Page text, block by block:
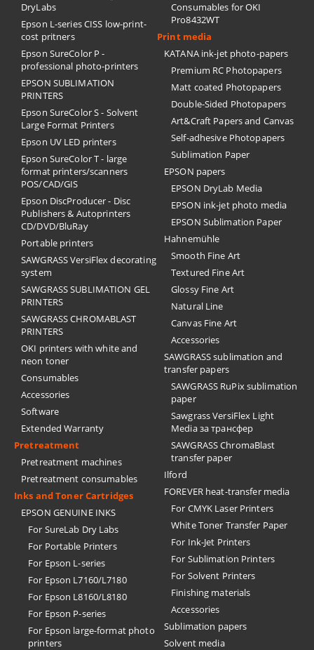
DryLabs
Epson L-series CISS low-print-
cost pritners
Epson SureColor P -
professional photo-printers
EPSON SUBLIMATION
PRINTERS
Epson SureColor S - Solvent
Large Format Printers
Epson UV LED printers
Epson SureColor T - large
format printers/scanners
POS/CAD/GIS
Epson DiscProducer - Disc
Publishers & Autoprinters
CD/DVD/BluRay
Portable printers
SAWGRASS VersiFlex decorating
system
SAWGRASS SUBLIMATION GEL
PRINTERS
SAWGRASS CHROMABLAST
PRINTERS
OKI printers with white and
neon toner
Consumables
Accessories
Software
Extended Warranty
Pretreatment
Pretreatment machines
Pretreatment consumables
Inks and Toner Cartridges
EPSON GENUINE INKS
For SureLab Dry Labs
For Portable Printers
For Epson L-series
For Epson L7160/L7180
For Epson L8160/L8180
For Epson P-series
For Epson large-format photo
printers
Consumables for OKI
Pro8432WT
Print media
KATANA ink-jet photo-papers
Premium RC Photopapers
Matt coated Photopapers
Double-Sided Photopapers
Art&Craft Papers and Canvas
Self-adhesive Photopapers
Sublimation Paper
EPSON papers
EPSON DryLab Media
EPSON ink-jet photo media
EPSON Sublimation Paper
Hahnemühle
Smooth Fine Art
Textured Fine Art
Glossy Fine Art
Natural Line
Canvas Fine Art
Accessories
SAWGRASS sublimation and
transfer papers
SAWGRASS RuPix sublimation
paper
Sawgrass VersiFlex Light
Media за трансфер
SAWGRASS ChromaBlast
transfer paper
Ilford
FOREVER heat-transfer media
For CMYK Laser Printers
White Toner Transfer Paper
For Ink-Jet Printers
For Sublimation Printers
For Solvent Printers
Finishing materials
Accessories
Sublimation papers
Solvent media